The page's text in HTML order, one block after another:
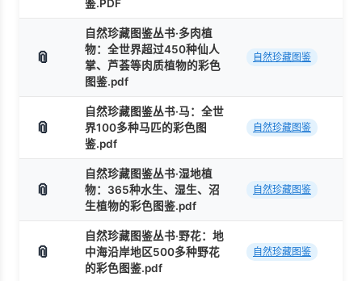
鉴.PDF
📎
自然珍藏图鉴丛书·多肉植
物：全世界超过450种仙人
掌、芦荟等肉质植物的彩色
图鉴.pdf
自然珍藏图鉴
📎
自然珍藏图鉴丛书·马：全世
界100多种马匹的彩色图
鉴.pdf
自然珍藏图鉴
📎
自然珍藏图鉴丛书·湿地植
物：365种水生、湿生、沼
生植物的彩色图鉴.pdf
自然珍藏图鉴
📎
自然珍藏图鉴丛书·野花：地
中海沿岸地区500多种野花
的彩色图鉴.pdf
自然珍藏图鉴